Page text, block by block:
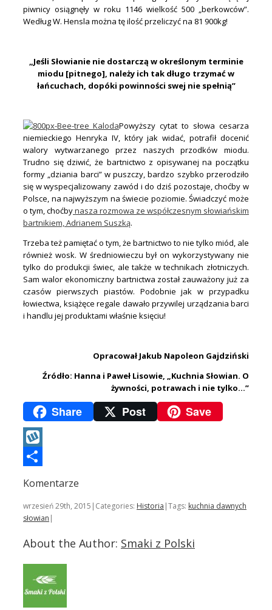
piwnicy osiągnęły w roku 1146 wielkość 500 „berkowców”.
Według W. Hensla można tę ilość przeliczyć na 81 900kg!
„Jeśli Słowianie nie dostarczą w określonym terminie
miodu [pitnego], należy ich tak długo trzymać w
łańcuchach, dopóki powinności swej nie spełnią”
Powyższy cytat to słowa cesarza
niemieckiego Henryka IV, który jak widać, potrafił docenić
walory wytwarzanego przez naszych przodków miodu.
Trudno się dziwić, że bartnictwo z opisywanej na początku
formy „dziania barci” w puszczy, bardzo szybko przerodziło
się w wyspecjalizowany zawód i do dziś pozostaje, choćby w
Polsce, na najwyższym na świecie poziomie. Świadczyć może
o tym, choćbynasza rozmowa ze współczesnym słowiańskim
bartnikiem, Adrianem Suszką.
Trzeba też pamiętać o tym, że bartnictwo to nie tylko miód, ale
również wosk. W średniowieczu był on wykorzystywany nie
tylko do produkcji świec, ale także w technikach złotniczych.
Sam walor ekonomiczny bartnictwa został zauważony już za
czasów pierwszych piastów. Podobnie jak w przypadku
łowiectwa, książęce regale dawało przywilej urządzania barci
i handlu jej produktami właśnie księciu!
Opracował Jakub Napoleon Gajdziński
Źródło: Hanna i Paweł Lisowie, „Kuchnia Słowian. O
żywności, potrawach i nie tylko…”
Share Post Save
Wykop
Komentarze
wrzesień 29th, 2015 | Categories: Historia |Tags: kuchnia dawnych
słowian |
About the Author: Smaki z Polski